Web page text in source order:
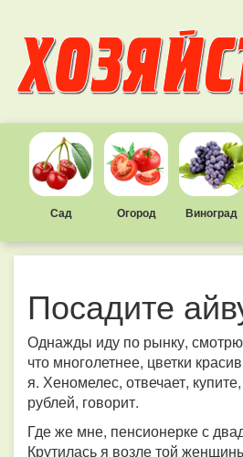
Сад Огород Виноград
Посадите
Однажды иду по рынку,
что многолетнее, цветки
я. Хеномелес, отвечает,
рублей, говорит.
Где же мне, пенсионерке с
Крутилась я возле той